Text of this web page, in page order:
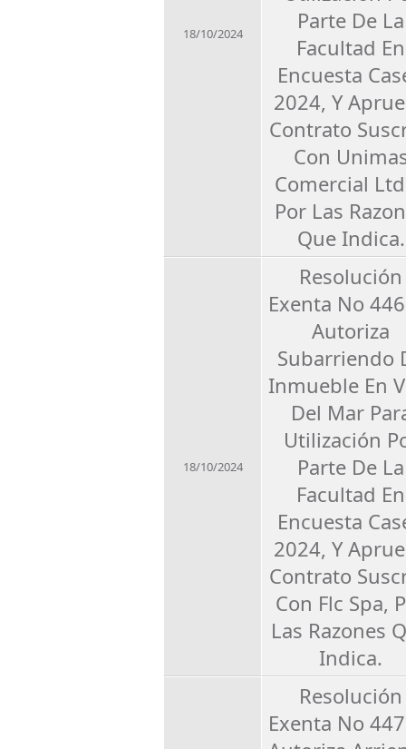
18/10/2024
Parte De La
Facultad En
Encuesta
2024, Y
Contrato
Con
Comercial
Por Las
Que Indica.
18/10/2024
Resolución
Exenta No
Autoriza
Subarriendo
Inmueble En
Del Mar
Utilización
Parte De La
Facultad En
Encuesta
2024, Y
Contrato
Con Flc Spa,
Las Razones
Indica.
Resolución
Exenta No